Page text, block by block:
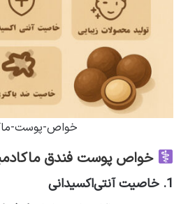
خواص-پوست-
خواص پوست فندق
1. خاصیت آنتی‌اکسیدانی